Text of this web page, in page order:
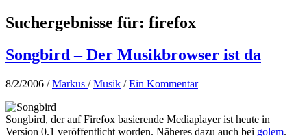
Suchergebnisse für: firefox
Songbird – Der Musikbrowser ist da
8/2/2006 /Markus /Musik /Ein Kommentar
Songbird, der auf Firefox basierende Mediaplayer ist heute in
Version 0.1 veröffentlicht worden. Näheres dazu auch bei golem.